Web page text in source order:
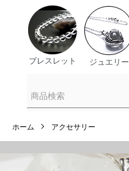
ブレスレット ジュエリー
ホーム アクセサリー